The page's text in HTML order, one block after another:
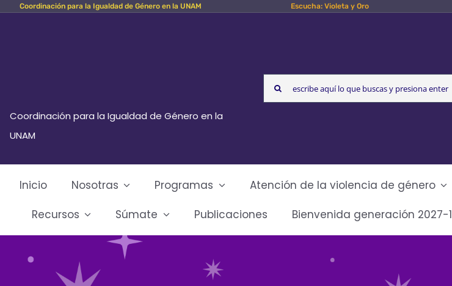
Skip Coordinación para la Igualdad de Género en la UNAM Escucha: Violeta y Oro
Coordinación para la Igualdad de Género en la
UNAM
Search
for:
Inicio Nosotras Programas Atención de la violencia de género
Recursos
Súmate Publicaciones Bienvenida generación 2027-1